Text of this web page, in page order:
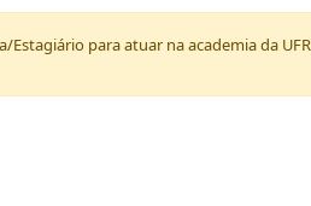
para atuar na academia da